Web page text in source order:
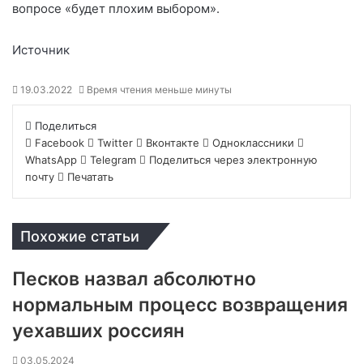
вопросе «будет плохим выбором».
Источник
19.03.2022 Время чтения меньше минуты
Поделиться
Facebook
Twitter Вконтакте
Одноклассники
WhatsApp
Telegram
Поделиться через электронную
почту
Печатать
Похожие статьи
Песков назвал абсолютно
нормальным процесс возвращения
уехавших россиян
03.05.2024